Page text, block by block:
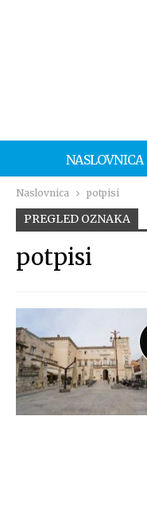
NASLOVNICA
Naslovnica potpisi
PREGLED OZNAKA
potpisi